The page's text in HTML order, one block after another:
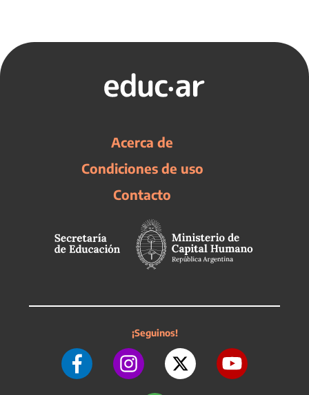
Acerca de
Condiciones de uso
Contacto
¡Seguinos!